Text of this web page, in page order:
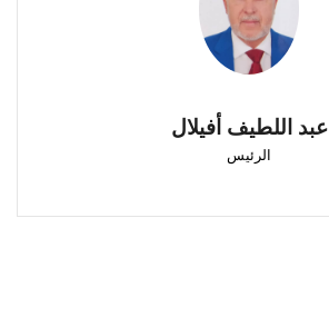
عبد اللطيف أفيلال
الرئيس
عبد اللطيف أفيلال
الرئيس